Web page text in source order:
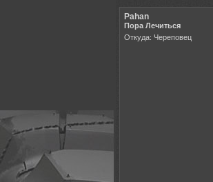
Pahan
Пора Лечиться
Откуда: Череповец